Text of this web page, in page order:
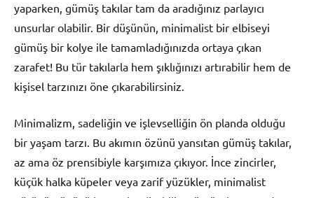
yaparken, gümüş takılar tam da aradığınız parlayıcı
unsurlar olabilir. Bir düşünün, minimalist bir elbiseyi
gümüş bir kolye ile tamamladığınızda ortaya çıkan
zarafet! Bu tür takılarla hem şıklığınızı artırabilir hem de
kişisel tarzınızı öne çıkarabilirsiniz.
Minimalizm, sadeliğin ve işlevselliğin ön planda olduğu
bir yaşam tarzı. Bu akımın özünü yansıtan gümüş takılar,
az ama öz prensibiyle karşımıza çıkıyor. İnce zincirler,
küçük halka küpeler veya zarif yüzükler, minimalist